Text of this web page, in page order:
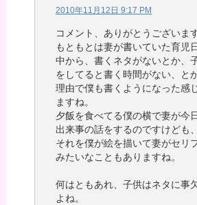
2010年11月12日 9:17 PM
コメント、ありがとうございます
もともとは妻が書いていた育児
中から、書くネタがないとか、
をしてると書く時間がない、と
理由で僕も書くようになった感
ますね。
夕飯を食べてる僕の横で妻が今
出来事の話をするのですけども
それを僕が絵を描いて妻がセリ
みたいなこともありますね。
何はともあれ、子供はネタに事
よね。